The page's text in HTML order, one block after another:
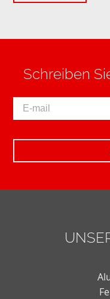
Schreiben